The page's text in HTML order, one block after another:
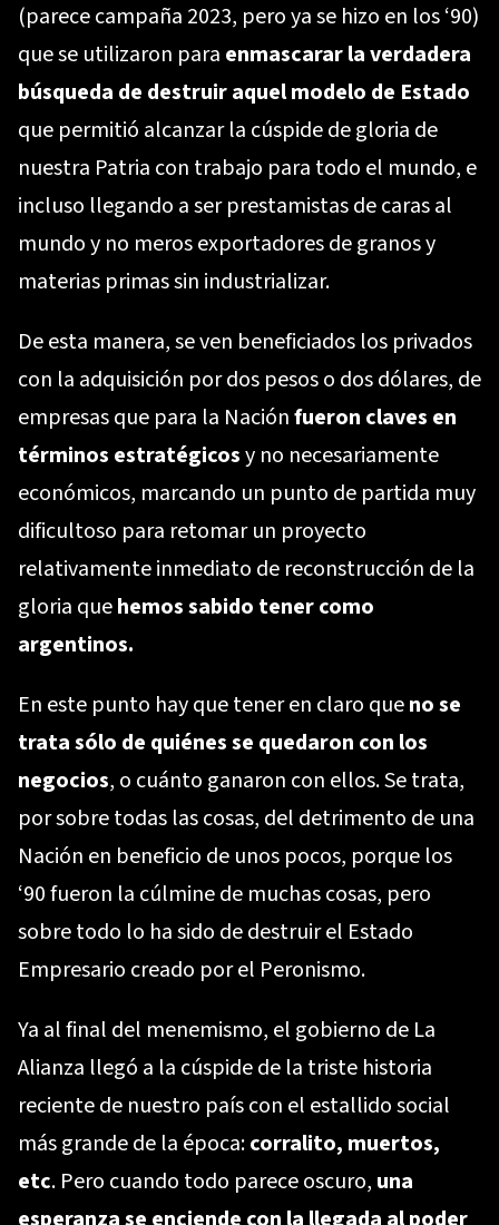
(parece campaña 2023, pero ya se hizo en los ‘90)
que se utilizaron para enmascarar la verdadera
búsqueda de destruir aquel modelo de Estado
que permitió alcanzar la cúspide de gloria de
nuestra Patria con trabajo para todo el mundo, e
incluso llegando a ser prestamistas de caras al
mundo y no meros exportadores de granos y
materias primas sin industrializar.
De esta manera, se ven beneficiados los privados
con la adquisición por dos pesos o dos dólares, de
empresas que para la Naciónfueron claves en
términos estratégicosy no necesariamente
económicos, marcando un punto de partida muy
dificultoso para retomar un proyecto
relativamente inmediato de reconstrucción de la
gloria quehemos sabido tener como
argentinos.
En este punto hay que tener en claro queno se
trata sólo de quiénes se quedaron con los
negocios, o cuánto ganaron con ellos. Se trata,
por sobre todas las cosas, del detrimento de una
Nación en beneficio de unos pocos, porque los
‘90 fueron la cúlmine de muchas cosas, pero
sobre todo lo ha sido de destruir el Estado
Empresario creado por el Peronismo.
Ya al final del menemismo, el gobierno de La
Alianza llegó a la cúspide de la triste historia
reciente de nuestro país con el estallido social
más grande de la época:corralito, muertos,
etc. Pero cuando todo parece oscuro, una